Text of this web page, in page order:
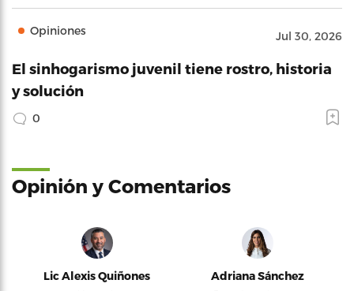
Opiniones Jul 30, 2026
El sinhogarismo juvenil tiene rostro, historia
y solución
0
Opinión y Comentarios
Lic Alexis Quiñones Adriana Sánchez